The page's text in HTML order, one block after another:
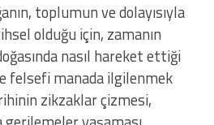
toplumun ve dolayısıyla
olduğu için, zamanın
nasıl hareket ettiği
felsefi manada ilgilenmek
zikzaklar çizmesi,